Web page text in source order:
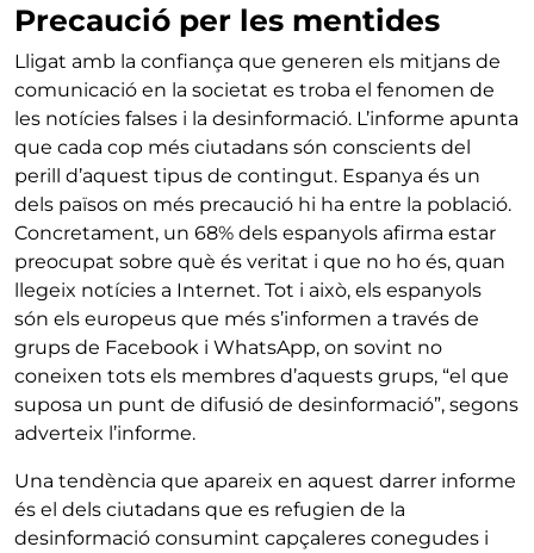
Precaució per les mentides
Lligat amb la confiança que generen els mitjans de
comunicació en la societat es troba el fenomen de
les notícies falses i la desinformació. L’informe apunta
que cada cop més ciutadans són conscients del
perill d’aquest tipus de contingut. Espanya és un
dels països on més precaució hi ha entre la població.
Concretament, un 68% dels espanyols afirma estar
preocupat sobre què és veritat i que no ho és, quan
llegeix notícies a Internet. Tot i això, els espanyols
són els europeus que més s’informen a través de
grups de Facebook i WhatsApp, on sovint no
coneixen tots els membres d’aquests grups, “el que
suposa un punt de difusió de desinformació”, segons
adverteix l’informe.
Una tendència que apareix en aquest darrer informe
és el dels ciutadans que es refugien de la
desinformació consumint capçaleres conegudes i